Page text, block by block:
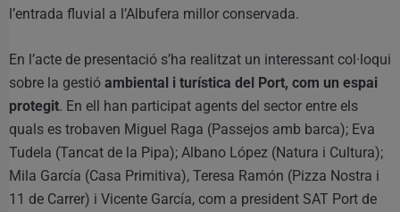
l’entrada fluvial a l’Albufera millor conservada.
En l’acte de presentació s’ha realitzat un interessant col·loqui
sobre la gestió ambiental i turística del Port, com un espai
protegit. En ell han participat agents del sector entre els
quals es trobaven Miguel Raga (Passejos amb barca); Eva
Tudela (Tancat de la Pipa); Albano López (Natura i Cultura);
Mila García (Casa Primitiva), Teresa Ramón (Pizza Nostra i
11 de Carrer) i Vicente García, com a president SAT Port de